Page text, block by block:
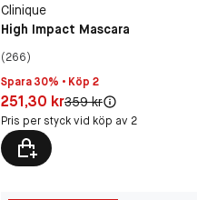
Clinique
High Impact Mascara
(266)
Spara 30% • Köp 2
Pris: 251,30 kr
251,30 krOriginal pris:
359 kr
Pris per styck vid köp av 2